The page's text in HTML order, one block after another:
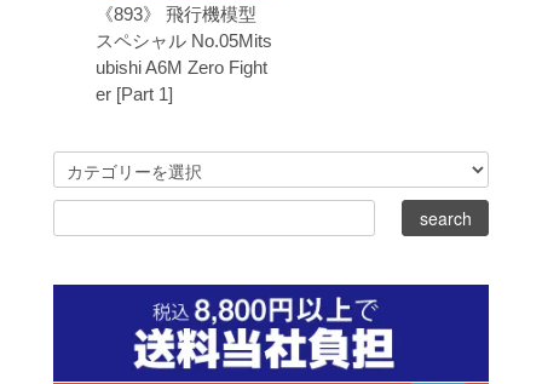
《893》 飛行機模型
スペシャル No.05Mits
ubishi A6M Zero Fight
er [Part 1]